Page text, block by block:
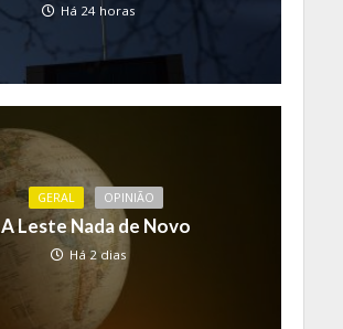
Há 24 horas
GERAL OPINIÃO
A Leste Nada de Novo
Há 2 dias